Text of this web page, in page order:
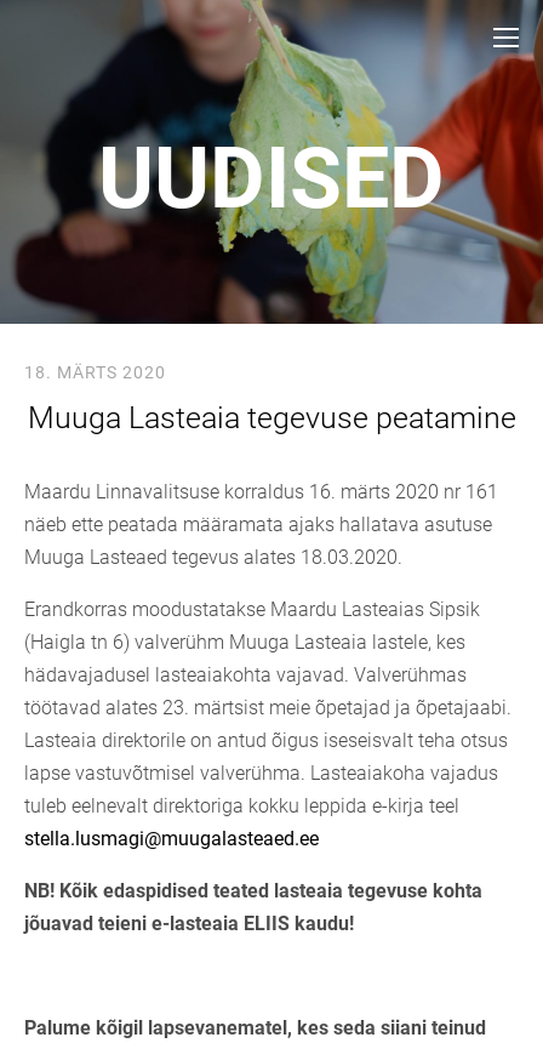
UUDISED
18. MÄRTS 2020
Muuga Lasteaia tegevuse peatamine
Maardu Linnavalitsuse korraldus 16. märts 2020 nr 161
näeb ette peatada määramata ajaks hallatava asutuse
Muuga Lasteaed tegevus alates 18.03.2020.
Erandkorras moodustatakse Maardu Lasteaias Sipsik
(Haigla tn 6) valverühm Muuga Lasteaia lastele, kes
hädavajadusel lasteaiakohta vajavad. Valverühmas
töötavad alates 23. märtsist meie õpetajad ja õpetajaabi.
Lasteaia direktorile on antud õigus iseseisvalt teha otsus
lapse vastuvõtmisel valverühma. Lasteaiakoha vajadus
tuleb eelnevalt direktoriga kokku leppida e-kirja teel
stella.lusmagi@muugalasteaed.ee
NB! Kõik edaspidised teated lasteaia tegevuse kohta
jõuavad teieni e-lasteaia ELIIS kaudu!
Palume kõigil lapsevanematel, kes seda siiani teinud